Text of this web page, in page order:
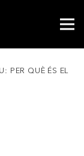
PER QUÈ ÉS EL